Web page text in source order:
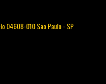
04608-010 São Paulo - SP